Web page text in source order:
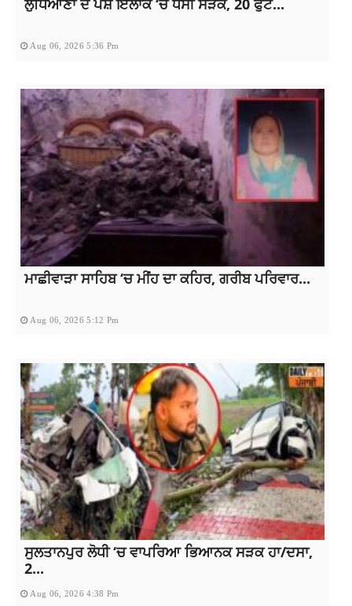
Aug 06, 2026 5:36 Pm
ਮਾਛੀਵਾੜਾ ਸਾਹਿਬ ‘ਚ ਮੀਂਹ ਦਾ ਕਹਿਰ, ਗਰੀਬ ਪਰਿਵਾਰ...
Aug 06, 2026 5:12 Pm
ਸੁਲਤਾਨਪੁਰ ਲੋਧੀ ‘ਚ ਵਾਪਰਿਆ ਭਿਆਨਕ ਸੜਕ ਹਾ/ਦਸਾ,
2...
Aug 06, 2026 4:38 Pm